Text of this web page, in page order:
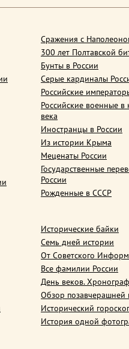
Сражения с
300 лет Полтавской
Бунты в России
Серые кардиналы
Российские
Российские военные в
века
Иностранцы в России
Из истории Крыма
Меценаты России
Государственные
России
Рожденные в СССР
Исторические байки
Семь дней истории
От Советского
Все фамилии России
День веков.
Обзор позавчерашней
Исторический
История одной